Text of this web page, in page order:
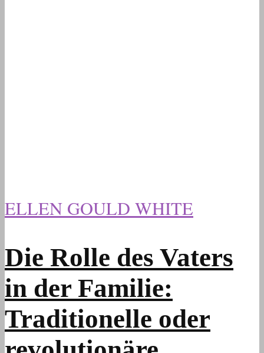
ELLEN GOULD WHITE
Die Rolle des Vaters
in der Familie:
Traditionelle oder